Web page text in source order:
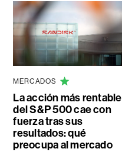
MERCADOS
La acción más rentable
del S&P 500 cae con
fuerza tras sus
resultados: qué
preocupa al mercado